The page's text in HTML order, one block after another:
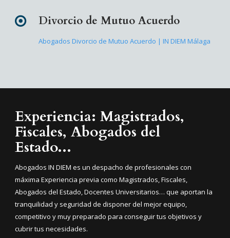
Divorcio de Mutuo Acuerdo
Abogados Divorcio de Mutuo Acuerdo | IN DIEM Málaga
Experiencia: Magistrados,
Fiscales, Abogados del
Estado...
Abogados IN DIEM es un despacho de profesionales con
máxima Experiencia previa como Magistrados, Fiscales,
Abogados del Estado, Docentes Universitarios… que aportan la
tranquilidad y seguridad de disponer del mejor equipo,
competitivo y muy preparado para conseguir tus objetivos y
cubrir tus necesidades.